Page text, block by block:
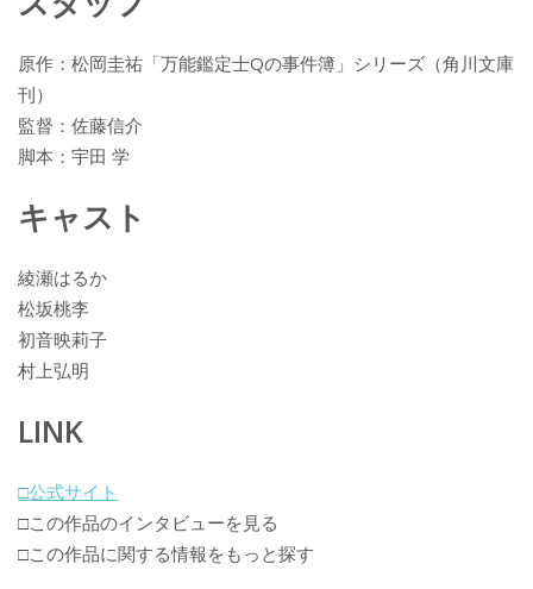
原作：松岡圭祐「万能鑑定士Qの事件簿」シリーズ（角川文庫
刊）
監督：佐藤信介
脚本：宇田 学
キャスト
綾瀬はるか
松坂桃李
初音映莉子
村上弘明
LINK
□公式サイト
□この作品のインタビューを見る
□この作品に関する情報をもっと探す